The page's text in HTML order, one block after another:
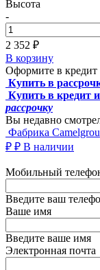
Высота
-
2 352 ₽
В корзину
Оформите в кредит
Купить в
Купить в кредит
рассрочку
Вы недавно
Фабрика
₽ ₽ В наличии
Мобильный
Введите ваш
Ваше имя
Введите ваше имя
Электронная почта